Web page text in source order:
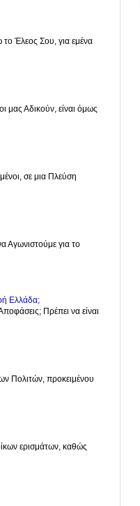
Έλεος Σου, για εμένα
μας Αδικούν, είναι όμως
σε μια Πλεύση
Αγωνιστούμε για το
Ελλάδα;
Πρέπει να είναι
Πολιτών, προκειμένου
ερισμάτων, καθώς